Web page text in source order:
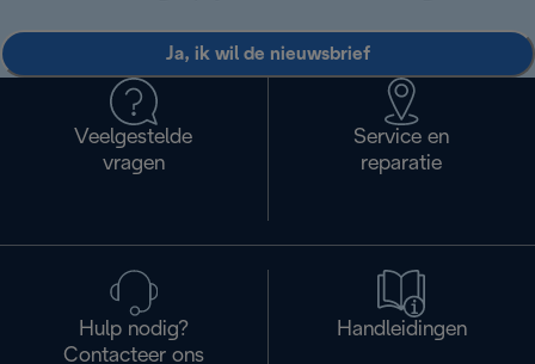
Ja, ik wil de nieuwsbrief
Veelgestelde
vragen
Service en
reparatie
Hulp nodig?
Contacteer ons
Handleidingen